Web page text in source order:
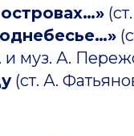
и муз. А.
(ст. А.